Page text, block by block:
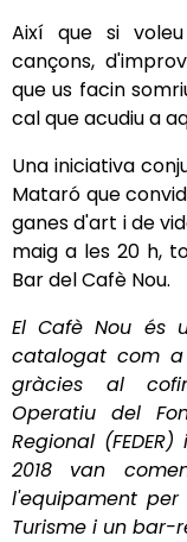
Així que si
cançons,
que us facin
cal que acudiu a
Una iniciativa
Mataró que
ganes d'art i de
maig a les 20 h,
Bar del Cafè Nou.
El Cafè Nou és
catalogat com a
gràcies al
Operatiu del
Regional
2018 van
l'equipament
Turisme i un bar-